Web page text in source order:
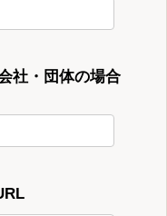
社・団体の場合